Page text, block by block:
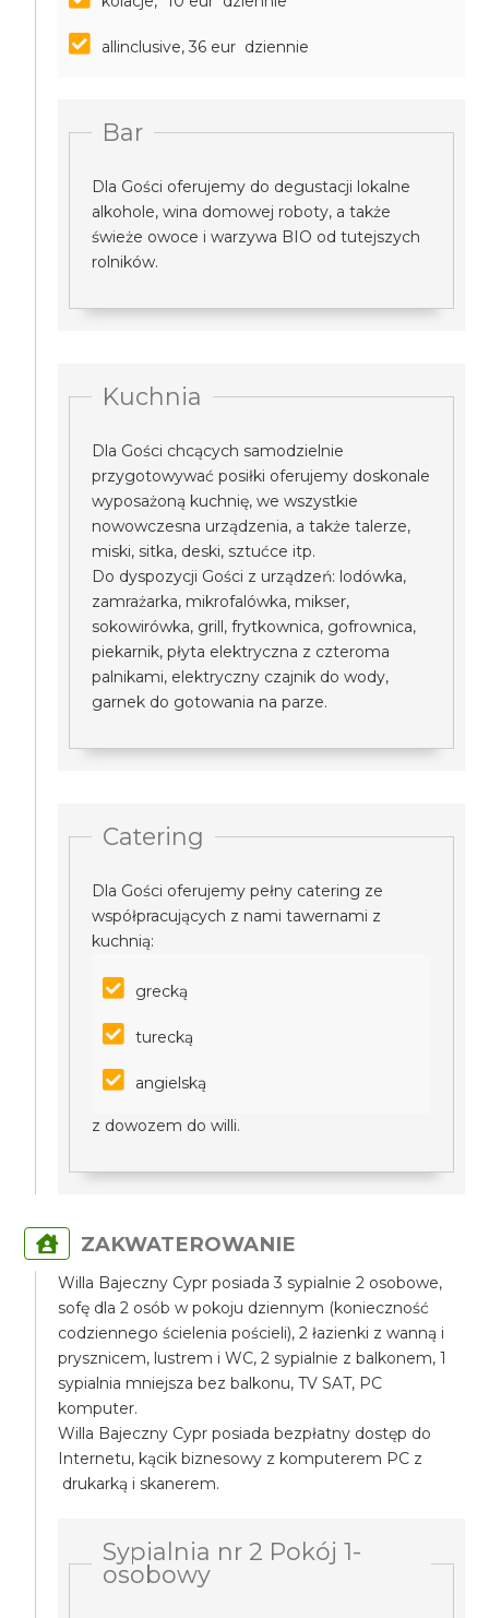
allinclusive, 36 eur dziennie
Bar
Dla Gości oferujemy do degustacji lokalne
alkohole, wina domowej roboty, a także
świeże owoce i warzywa BIO od tutejszych
rolników.
Kuchnia
Dla Gości chcących samodzielnie
przygotowywać posiłki oferujemy doskonale
wyposażoną kuchnię, we wszystkie
nowowczesna urządzenia, a także talerze,
miski, sitka, deski, sztućce itp.
Do dyspozycji Gości z urządzeń: lodówka,
zamrażarka, mikrofalówka, mikser,
sokowirówka, grill, frytkownica, gofrownica,
piekarnik, płyta elektryczna z czteroma
palnikami, elektryczny czajnik do wody,
garnek do gotowania na parze.
Catering
Dla Gości oferujemy pełny catering ze
współpracujących z nami tawernami z
kuchnią:
grecką
turecką
angielską
z dowozem do willi.
ZAKWATEROWANIE
Willa Bajeczny Cypr posiada 3 sypialnie 2 osobowe,
sofę dla 2 osób w pokoju dziennym (konieczność
codziennego ścielenia pościeli), 2 łazienki z wanną i
prysznicem, lustrem i WC, 2 sypialnie z balkonem, 1
sypialnia mniejsza bez balkonu, TV SAT, PC
komputer.
Willa Bajeczny Cypr posiada bezpłatny dostęp do
Internetu, kącik biznesowy z komputerem PC z
drukarką i skanerem.
Sypialnia nr 2 Pokój 1-
osobowy